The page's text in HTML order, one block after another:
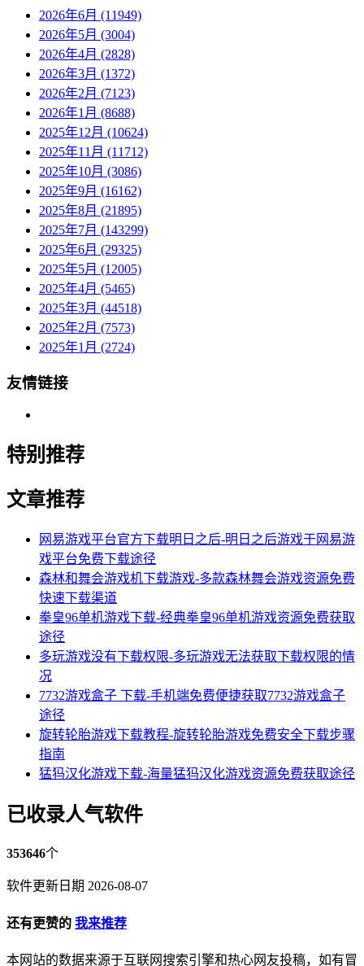
2026年6月 (11949)
2026年5月 (3004)
2026年4月 (2828)
2026年3月 (1372)
2026年2月 (7123)
2026年1月 (8688)
2025年12月 (10624)
2025年11月 (11712)
2025年10月 (3086)
2025年9月 (16162)
2025年8月 (21895)
2025年7月 (143299)
2025年6月 (29325)
2025年5月 (12005)
2025年4月 (5465)
2025年3月 (44518)
2025年2月 (7573)
2025年1月 (2724)
友情链接
特别推荐
文章推荐
网易游戏平台官方下载明日之后-明日之后游戏于网易游
戏平台免费下载途径
森林和舞会游戏机下载游戏-多款森林舞会游戏资源免费
快速下载渠道
拳皇96单机游戏下载-经典拳皇96单机游戏资源免费获取
途径
多玩游戏没有下载权限-多玩游戏无法获取下载权限的情
况
7732游戏盒子 下载-手机端免费便捷获取7732游戏盒子
途径
旋转轮胎游戏下载教程-旋转轮胎游戏免费安全下载步骤
指南
猛犸汉化游戏下载-海量猛犸汉化游戏资源免费获取途径
已收录人气软件
353646个
软件更新日期 2026-08-07
还有更赞的 我来推荐
本网站的数据来源于互联网搜索引擎和热心网友投稿，如有冒